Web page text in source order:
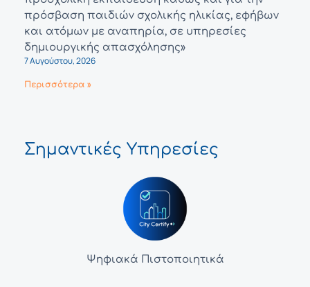
πρόσβαση παιδιών σχολικής ηλικίας, εφήβων
και ατόμων με αναπηρία, σε υπηρεσίες
δημιουργικής απασχόλησης»
7 Αυγούστου, 2026
Περισσότερα »
Σημαντικές Υπηρεσίες
Ψηφιακά Πιστοποιητικά